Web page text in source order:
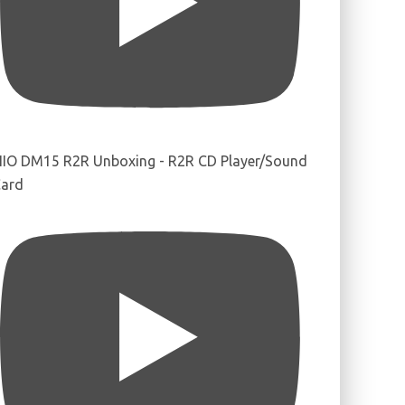
DM15 R2R Unboxing - R2R CD Player/Sound